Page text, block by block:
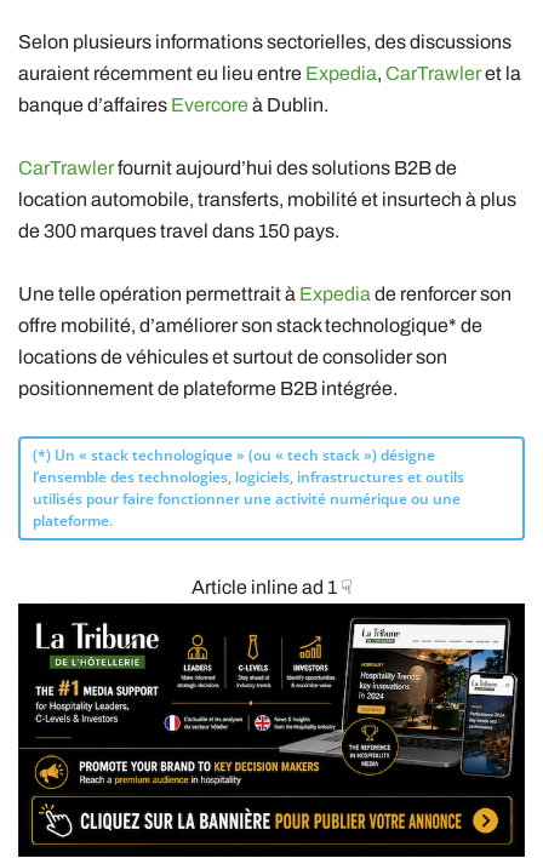
Selon plusieurs informations sectorielles, des discussions
auraient récemment eu lieu entre Expedia, CarTrawleret la
banque d’affaires Evercoreà Dublin.
CarTrawlerfournit aujourd’hui des solutions B2B de
location automobile, transferts, mobilité et insurtech à plus
de 300 marques travel dans 150 pays.
Une telle opération permettrait à Expedia de renforcer son
offre mobilité, d’améliorer son stack technologique* de
locations de véhicules et surtout de consolider son
positionnement de plateforme B2B intégrée.
(*) Un « stack technologique » (ou « tech stack ») désigne
l’ensemble des technologies, logiciels, infrastructures et outils
utilisés pour faire fonctionner une activité numérique ou une
plateforme.
Article inline ad 1 ☟